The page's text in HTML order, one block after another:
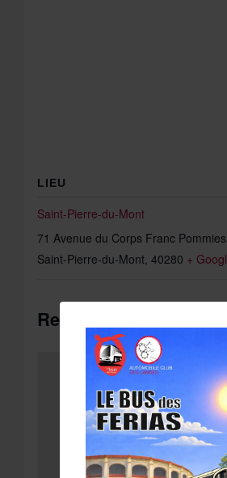
LIEU
Saint-Pierre-du-Mont
71 Avenue du Corps Franc Pommies
Saint-Pierre-du-Mont 40280 +
Related Évènements